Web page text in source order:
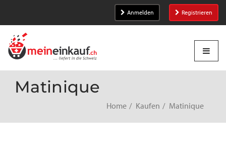
Anmelden Registrieren
Matinique
Home Kaufen Matinique